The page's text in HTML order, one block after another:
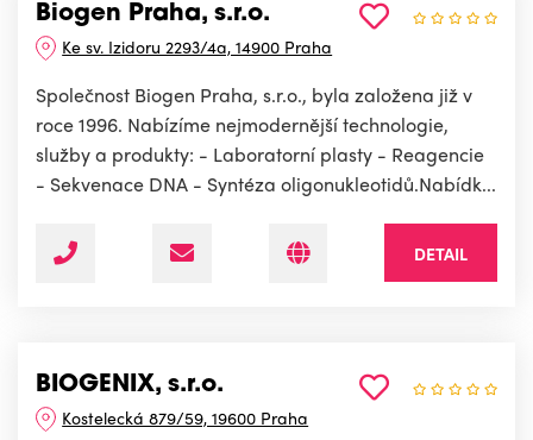
Biogen Praha, s.r.o.
Ke sv. Izidoru 2293/4a, 14900 Praha
Společnost Biogen Praha, s.r.o., byla založena již v
roce 1996. Nabízíme nejmodernější technologie,
služby a produkty: - Laboratorní plasty - Reagencie
- Sekvenace DNA - Syntéza oligonukleotidů.Nabídk...
DETAIL
BIOGENIX, s.r.o.
Kostelecká 879/59, 19600 Praha